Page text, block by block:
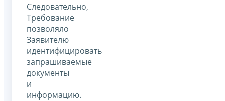
Следовательно,
Требование
позволяло
Заявителю
идентифицировать
запрашиваемые
документы
и
информацию.